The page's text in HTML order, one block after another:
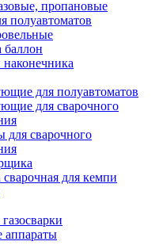
пропановые
полуавтоматов
баллон
для полуавтоматов
для сварочного
для сварочного
для кемпи
аппараты